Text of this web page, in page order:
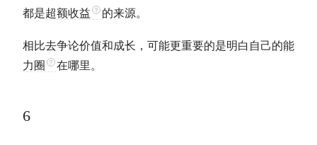
都是超额收益 的来源。
相比去争论价值和成长，可能更重要的是明白自己的能
力圈
在哪里。
6